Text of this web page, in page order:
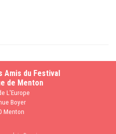
Amis du Festival
de Menton
L'Europe
Boyer
Menton